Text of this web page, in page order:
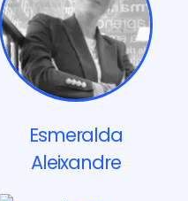
Esmeralda
Aleixandre